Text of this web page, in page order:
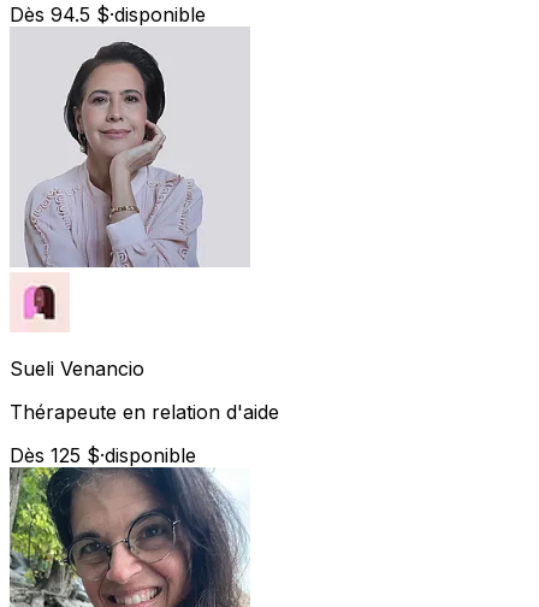
Dès 94.5 $·disponible
Sueli Venancio
Thérapeute en relation d'aide
Dès 125 $·disponible